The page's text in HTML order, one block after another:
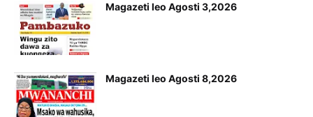
Magazeti leo Agosti 3,2026
Magazeti leo Agosti 8,2026